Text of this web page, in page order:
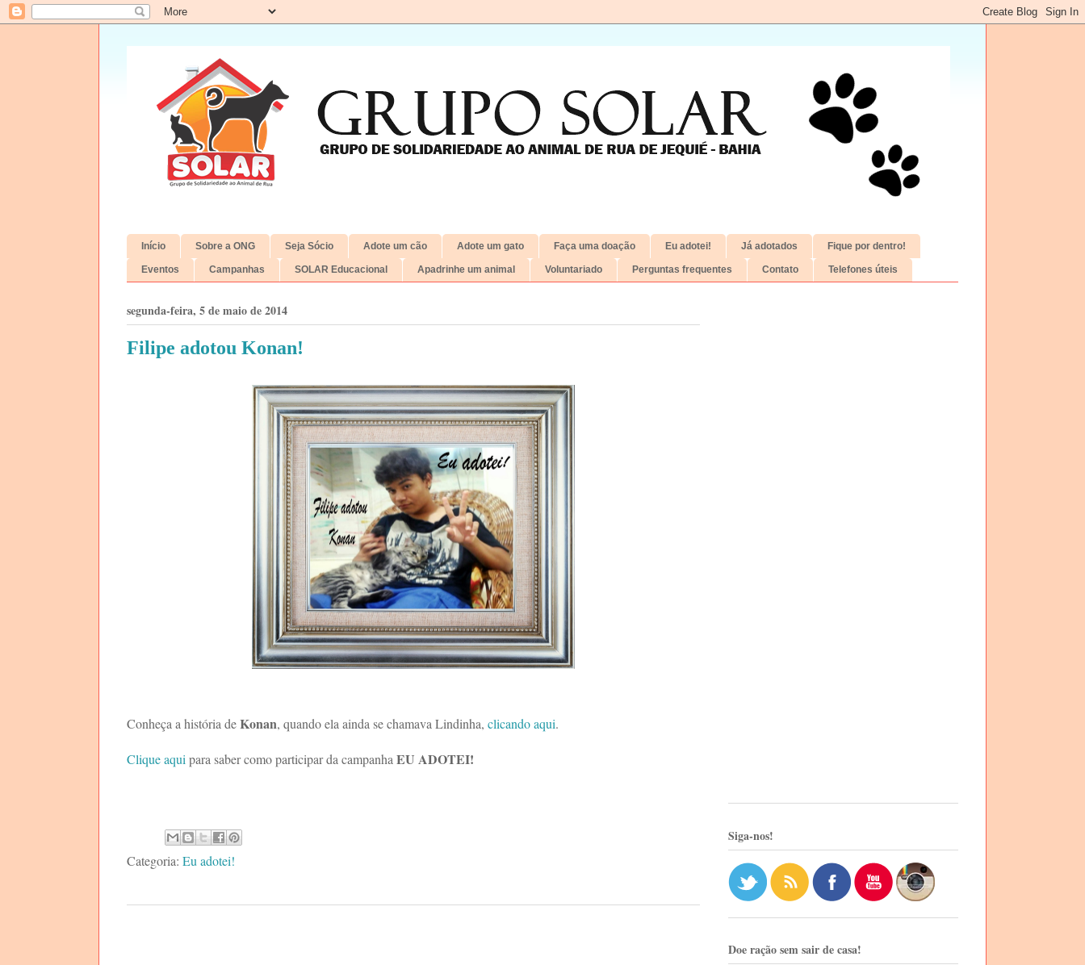
Início Sobre a ONG Seja Sócio Adote um cão Adote um gato Faça uma doação Eu adotei! Já adotados Fique por dentro!
Eventos Campanhas SOLAR Educacional Apadrinhe um animal Voluntariado Perguntas frequentes Contato Telefones úteis
segunda-feira, 5 de maio de 2014
Filipe adotou Konan!
Conheça a história deKonan, quando ela ainda se chamava Lindinha, clicando aqui.
Clique aqui para saber como participar da campanha EU ADOTEI!
Categoria: Eu adotei!
Siga-nos!
Doe ração sem sair de casa!